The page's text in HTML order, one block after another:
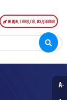
ӨРГӨДӨЛ, ГОМДОЛ, МЭДЭЭЛЭЛ
A-